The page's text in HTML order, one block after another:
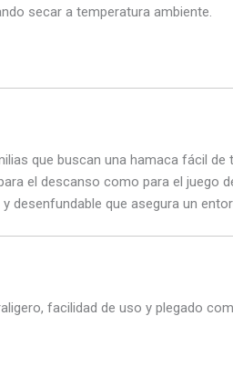
secar a temperatura ambiente.
que buscan una hamaca fácil de
el descanso como para el juego
desenfundable que asegura un
facilidad de uso y plegado